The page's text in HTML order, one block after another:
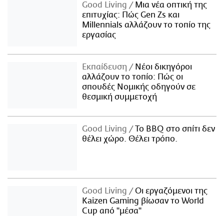
Good Living
Μια νέα οπτική της
επιτυχίας: Πώς Gen Zs και
Millennials αλλάζουν το τοπίο της
εργασίας
Εκπαίδευση
Νέοι δικηγόροι
αλλάζουν το τοπίο: Πώς οι
σπουδές Νομικής οδηγούν σε
θεσμική συμμετοχή
Good Living
Το BBQ στο σπίτι δεν
θέλει χώρο. Θέλει τρόπο.
Good Living
Οι εργαζόμενοι της
Kaizen Gaming βίωσαν το World
Cup από "μέσα"